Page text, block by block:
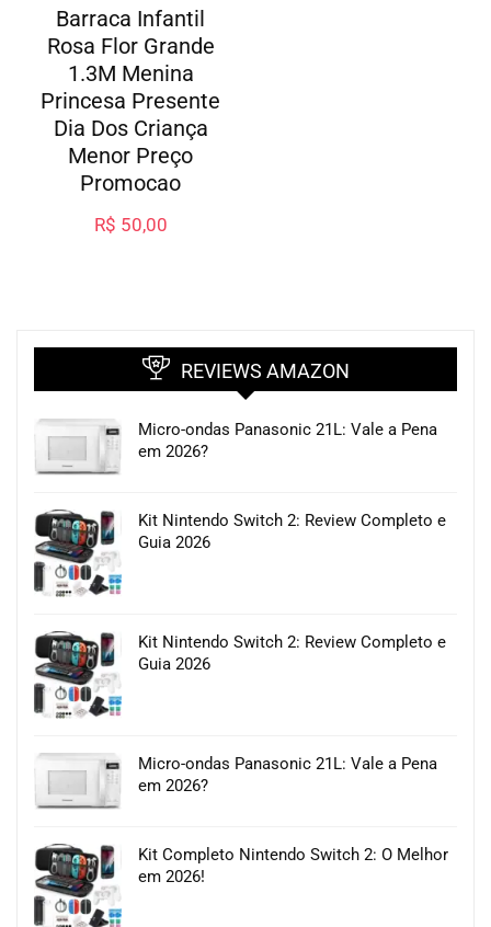
Barraca Infantil
Rosa Flor Grande
1.3M Menina
Princesa Presente
Dia Dos Criança
Menor Preço
Promocao
R$ 50,00
REVIEWS AMAZON
Micro-ondas Panasonic 21L: Vale a Pena
em 2026?
Kit Nintendo Switch 2: Review Completo e
Guia 2026
Kit Nintendo Switch 2: Review Completo e
Guia 2026
Micro-ondas Panasonic 21L: Vale a Pena
em 2026?
Kit Completo Nintendo Switch 2: O Melhor
em 2026!